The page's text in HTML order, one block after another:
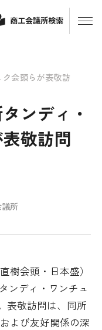
商工会議所検索
会頭らが表敬訪
ンディ・
敬訪問
所
樹会頭・日本盛）
ンディ・ワンチュ
表敬訪問は、同所
よび友好関係の深